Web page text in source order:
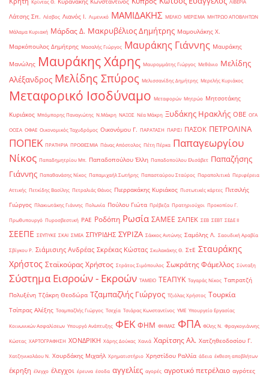
Κρίντας Θ. ΛΙΒΕΡΙΑ
Λάτσης Σπ. Λέσβος Λιανός Ι. Λιμενικό ΜΑΜΙΔΑΚΗΣ ΜΕΛΚΟ ΜΕΡΙΣΜΑ ΜΗΤΡΩΟ ΑΠΟΒΛΗΤΩΝ
Μάλαμα Κυριακή Μάρδας Δ. Μακρυβέλιος Δημήτρης Μαμουλάκης Χ.
Μαρκόπουλος Δημήτρης Μασαλής Γιώργος Μαυράκης Γιάννης Μαυράκης
Μανώλης Μαυράκης Χάρης Μαυρομμάτης Γιώργος Μεθάνιο Μελίδης
Αλέξανδρος Μελίδης Σπύρος Μελισσανίδης Δημήτρης Μερελής Κυριάκος
Μεταφορικό Ισοδύναμο Μεταφορών Μητρώο Μητσοτάκης
Κυριάκος Μπόμπορης Παναγιώτης Ν.Μάκρη ΝΑΞΟΣ Νέα Μάκρη Ξυδάκης Ηρακλής ΟΒΕ ΟΓΑ
ΟΟΣΑ ΟΦΑΕ Οικονομικός Ταχυδρόμος Οικονόμου Γ. ΠΑΡΑΤΑΣΗ ΠΑΡΙΣΙ ΠΑΣΟΚ ΠΕΤΡΟΛΙΝΑ
ΠΟΠΕΚ ΠΡΑΤΗΡΙΑ ΠΡΟΘΕΣΜΙΑ Πάνας Απόστολος Πέτη Πέρκα Παπαγεωργίου
Νίκος Παπαδημητρίου Μπ. Παπαδοπούλου Έλλη Παπαδοπούλου Ελισάβετ Παπαζήσης
Γιάννης Παπαθανάσης Νίκος Παπαμιχαήλ Σωτήρης Παπασταύρου Σταύρος Παραπολιτικά Περιφέρεια
Αττικής Πετκίδης Βασίλης Πετραλιάς Θάνος Πιερρακάκης Κυριάκος Πιστωτικές κάρτες Πιτσιλής
Γιώργος Πλακιωτάκης Γιάννης Πολωνία Πούλου Γιώτα Πρέβεζα Πρατηριούχοι Προκοπίου Γ.
Πρωθυπουργό Πυροσβεστική ΡΑΕ Ροδόπη Ρωσία ΣΑΜΕΕ ΣΑΠΕΚ ΣΕΒ ΣΕΒΤ ΣΕΔΕ ΙΙ
ΣΕΕΠΕ ΣΕΥΠΥΚΕ ΣΚΑΙ ΣΜΕΑ ΣΠΥΡΙΔΗΣ ΣΥΡΙΖΑ Σάκκος Αντώνης Σαμόλης Λ. Σαουδική Αραβία
Σβίγκου Ρ. Σιάμισιης Ανδρέας Σκρέκας Κώστας Σκυλακάκης Θ. ΣτΕ Σταυράκης
Χρήστος Σταϊκούρας Χρήστος Στράτος Σιμόπουλος Σωκράτης Φάμελλος Σύνταξη
Σύστημα Εισροών - Εκροών ΤΑΜΕΙΟ ΤΕΑΠΥΚ Ταγαράς Νίκος Ταπρατζή
Πολυξένη Τζάκρη Θεοδώρα Τζαμπαζλής Γιώργος Τζιόλας Χρήστος Τουρκία
Τσίπρας Αλέξης Τσαμπαζλής Γιώργος Τσεχία Τσιάρας Κωνσταντίνος ΥΜΕ Υπουργείο Εργασίας
Κοινωνικών Ασφαλίσεων Υπουργό Ανάπτυξης ΦΕΚ ΦΗΜ ΦΗΜΑΣ ΦΠΑ Φίλης Ν. Φραγκογιάννης
Κώστας ΧΑΡΤΟΓΡΑΦΗΣΗ ΧΟΝΔΡΙΚΗ Χάρης Δούκας Χανιά Χαρίτσης Αλ. Χατζηθεοδοσίου Γ.
Χατζηνικολάου Ν. Χουρδάκης Μιχαήλ Χρηματιστήριο Χρηστίδου Ραλλία άδεια έκθεση αποβλήτων
έκρηξη έλεγχο έλεγχοι έρευνα έσοδα αγγελίες αγορές αγροτικό πετρέλαιο αγρότες